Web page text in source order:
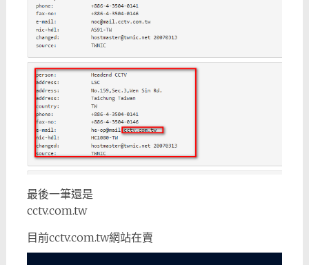
最後一筆還是
cctv.com.tw
目前cctv.com.tw網站在賣